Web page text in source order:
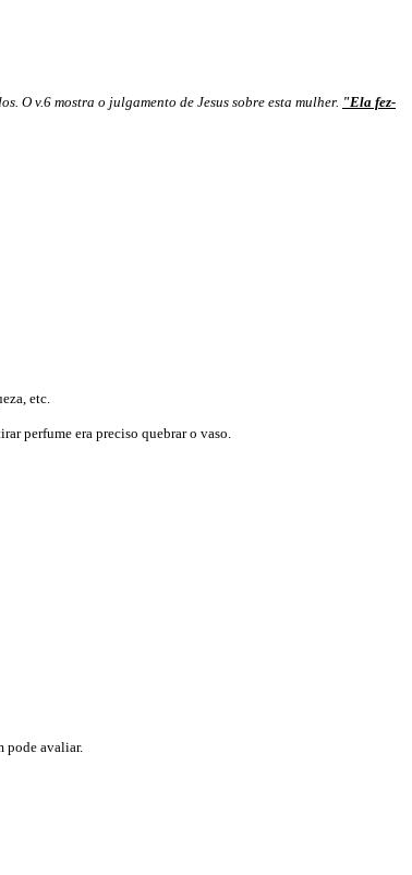
O v.6 mostra o julgamento de Jesus sobre esta mulher. "Ela fez-
etc.
perfume era preciso quebrar o vaso.
pode avaliar.